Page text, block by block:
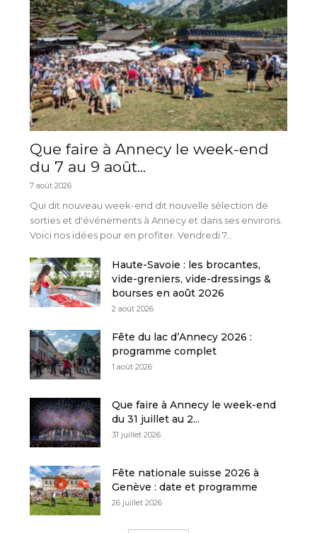
Que faire à Annecy le week-end
du 7 au 9 août...
7 août 2026
Qui dit nouveau week-end dit nouvelle sélection de
sorties et d'événements à Annecy et dans ses environs.
Voici nos idées pour en profiter. Vendredi 7...
Haute-Savoie : les brocantes,
vide-greniers, vide-dressings &
bourses en août 2026
2 août 2026
Fête du lac d’Annecy 2026 :
programme complet
1 août 2026
Que faire à Annecy le week-end
du 31 juillet au 2...
31 juillet 2026
Fête nationale suisse 2026 à
Genève : date et programme
26 juillet 2026